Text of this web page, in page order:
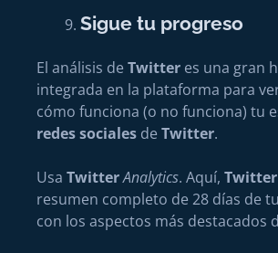
Sigue tu progreso
El análisis de Twitter es una gran
integrada en la plataforma para
cómo funciona (o no funciona) tu
redes sociales de Twitter.
Usa TwitterAnalytics. Aquí, Twitter
resumen completo de 28 días de
con los aspectos más destacados